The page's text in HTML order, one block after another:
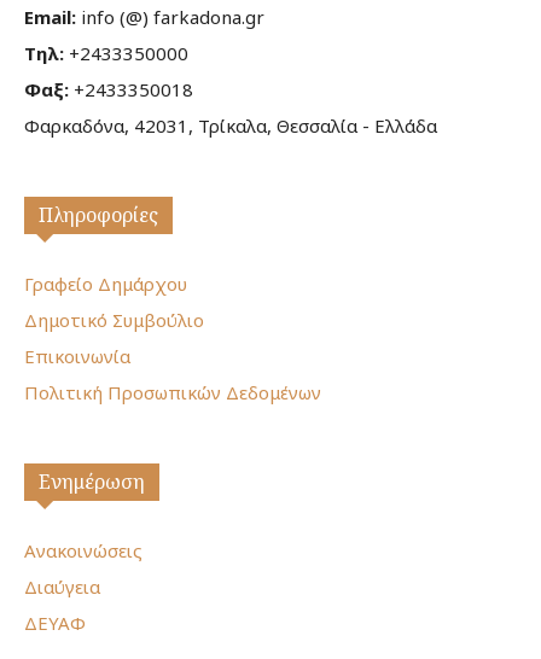
Email: info (@) farkadona.gr
Τηλ: +2433350000
Φαξ: +2433350018
Φαρκαδόνα, 42031, Τρίκαλα, Θεσσαλία - Ελλάδα
Πληροφορίες
Γραφείο Δημάρχου
Δημοτικό Συμβούλιο
Επικοινωνία
Πολιτική Προσωπικών Δεδομένων
Ενημέρωση
Ανακοινώσεις
Διαύγεια
ΔΕΥΑΦ